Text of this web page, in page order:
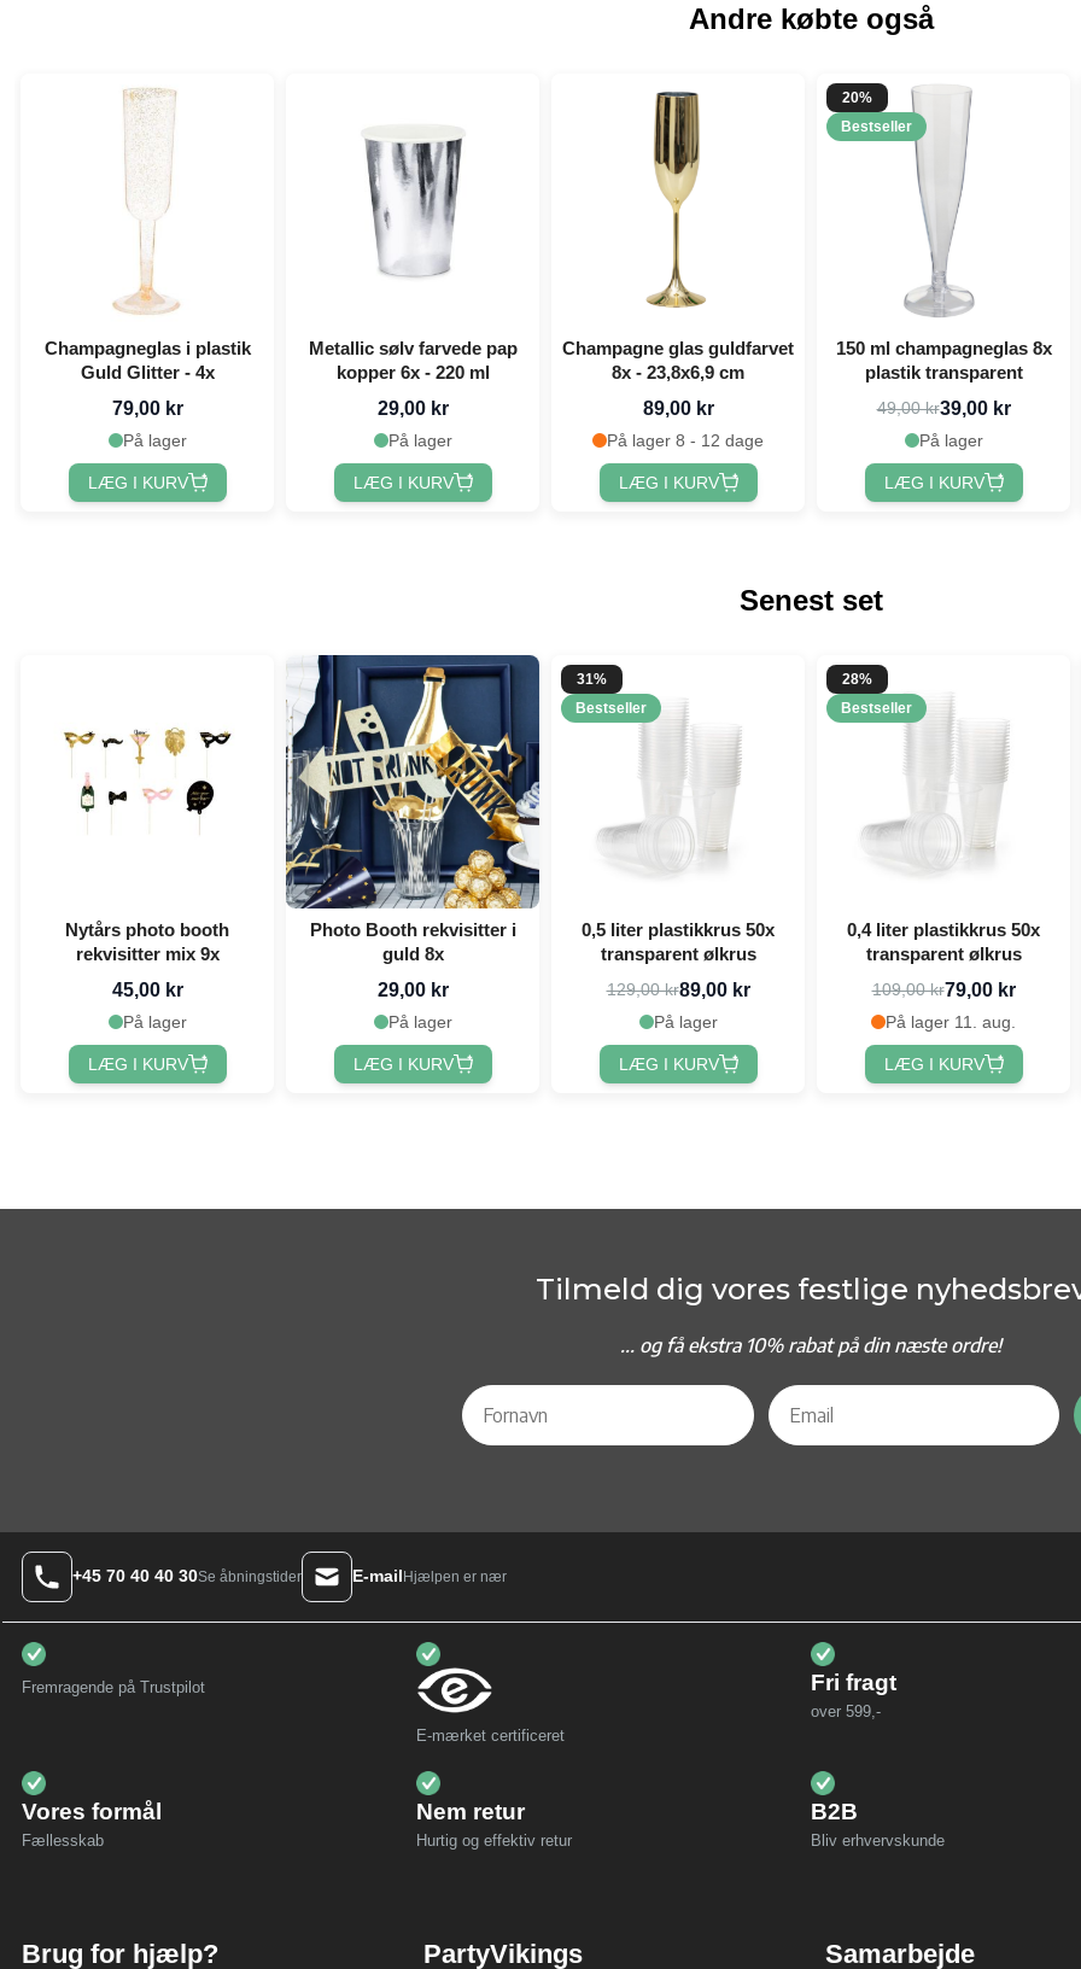
Andre købte også
Champagneglas i plastik
Guld Glitter - 4x
79,00 kr
På lager
LÆG I KURV
Metallic sølv farvede pap
kopper 6x - 220 ml
29,00 kr
På lager
LÆG I KURV
Champagne glas guldfarvet
8x - 23,8x6,9 cm
89,00 kr
På lager 8 - 12 dage
LÆG I KURV
20%
Bestseller
150 ml champagneglas 8x
plastik transparent
49,00 kr39,00 kr
På lager
LÆG I KURV
Senest set
Nytårs photo booth
rekvisitter mix 9x
45,00 kr
På lager
LÆG I KURV
Photo Booth rekvisitter i
guld 8x
29,00 kr
På lager
LÆG I KURV
31%
Bestseller
0,5 liter plastikkrus 50x
transparent ølkrus
129,00 kr89,00 kr
På lager
LÆG I KURV
28%
Bestseller
0,4 liter plastikkrus 50x
transparent ølkrus
109,00 kr79,00 kr
På lager 11. aug.
LÆG I KURV
Tilmeld dig vores festlige
... og få ekstra 10% rabat på din næste ordre!
+45 70 40 40 30Se åbningstider E-mailHjælpen er nær
Fremragende på Trustpilot
E-mærket certificeret
Fri fragt
over 599,-
Vores formål
Fællesskab
Nem retur
Hurtig og effektiv retur
B2B
Bliv erhvervskunde
Brug for hjælp? PartyVikings Samarbejde